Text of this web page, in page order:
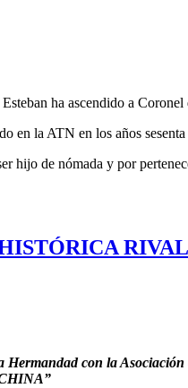
ha ascendido a
en la ATN en los años
hijo de nómada y por
Hermandad con la